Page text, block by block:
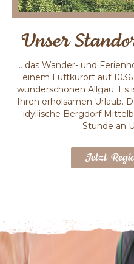
Unser
…. das Wander- und
einem Luftkurort auf
wunderschönen Allgäu. Es
Ihren erholsamen Urlaub.
idyllische Bergdorf
Stunde an
Jetzt